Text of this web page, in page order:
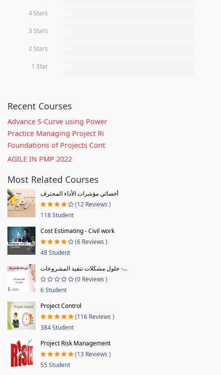
4 Stars
3 Stars
2 Stars
1 Star
Recent Courses
Advance S-Curve using Power
Practice Managing Project Ri
Foundations of Projects Cont
AGILE IN PMP 2022
Most Related Courses
أخصائي مؤشرات الأداء المحترف
(12 Reviews )
118 Student
Cost Estimating - Civil work
(6 Reviews )
48 Student
حلول مشكلات تنفيذ المشروعات -...
(0 Reviews )
6 Student
Project Control
(116 Reviews )
384 Student
Project Risk Management
(13 Reviews )
55 Student